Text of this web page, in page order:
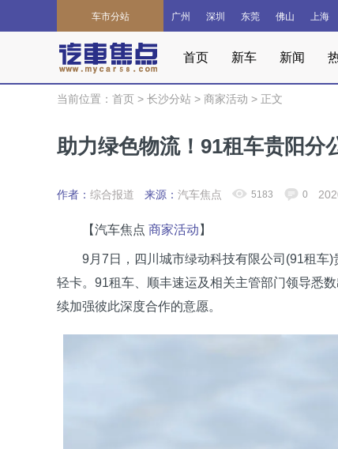
车市分站 广州 深圳 东莞 佛山 上海
首页 新车 新闻
当前位置： 首页 > 长沙分站 > 商家活动 > 正文
助力绿色物流！91租车贵阳分
作者： 综合报道 来源： 汽车焦点 5183 0
【汽车焦点 商家活动 】
9月7日，四川城市绿动科技有限公司(91租车)
轻卡。91租车、顺丰速运及相关主管部门领导悉
续加强彼此深度合作的意愿。